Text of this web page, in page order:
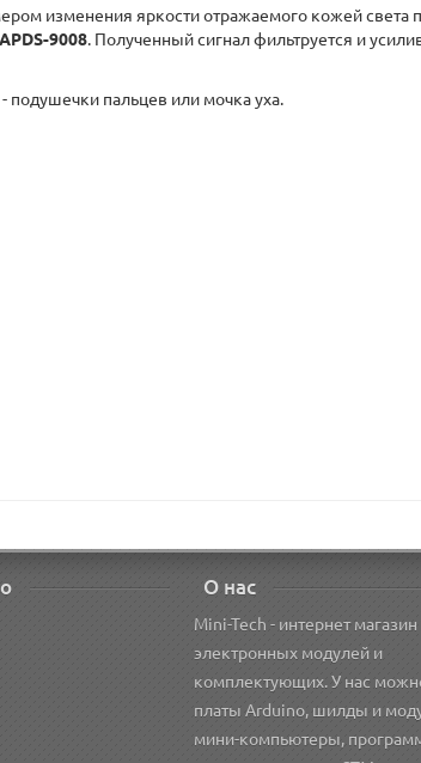
изменения яркости отражаемого кожей
APDS-9008. Полученный сигнал фильтруется и
подушечки пальцев или мочка уха.
О нас
Mini-Tech - интернет магазин
электронных модулей и
комплектующих. У нас
платы Arduino, шилды и
мини-компьютеры,